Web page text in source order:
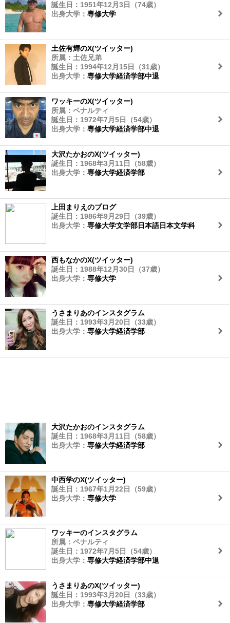
誕生日：1951年12月3日（74歳）
出身大学： 専修大学
土佐有輝のX(ツイッター)
所属：土佐兄弟
誕生日：1994年12月15日（31歳）
出身大学： 専修大学経済学部中退
ワッキーのX(ツイッター)
所属：ペナルティ
誕生日：1972年7月5日（54歳）
出身大学： 専修大学経済学部中退
大沢たかおのX(ツイッター)
誕生日：1968年3月11日（58歳）
出身大学： 専修大学経済学部
上田まりえのブログ
誕生日：1986年9月29日（39歳）
出身大学： 専修大学文学部日本語日本文学科
西もなかのX(ツイッター)
誕生日：1988年12月30日（37歳）
出身大学： 専修大学
うさまりあのインスタグラム
誕生日：1993年3月20日（33歳）
出身大学： 専修大学経済学部
大沢たかおのインスタグラム
誕生日：1968年3月11日（58歳）
出身大学： 専修大学経済学部
中西学のX(ツイッター)
誕生日：1967年1月22日（59歳）
出身大学： 専修大学
ワッキーのインスタグラム
所属：ペナルティ
誕生日：1972年7月5日（54歳）
出身大学： 専修大学経済学部中退
うさまりあのX(ツイッター)
誕生日：1993年3月20日（33歳）
出身大学： 専修大学経済学部